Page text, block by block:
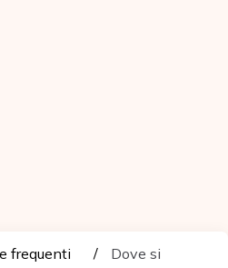
frequenti
Dove si